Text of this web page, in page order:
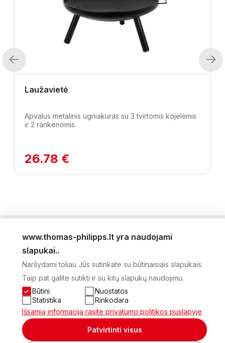
Previous
Laužavietė
Apvalus metalinis ugniakuras su 3 tvirtomis kojelėmis
ir 2 rankenomis.
26.78 €
Next
NAUJIENLAIŠKIS
APIE MUS
KONTAKTAI
PRIVATUMO POLITIKA
SĄSKAITA
2026 Visos teisės saugomos © UAB Thomas Philips Baltex
www.thomas-philipps.lt yra naudojami
slapukai..
Naršydami toliau Jūs sutinkate su būtinaisiais slapukais.
Taip pat galite sutikti ir su kitų slapukų naudojimu.
Būtini
Nuostatos
Statistika
Rinkodara
Išsamią informaciją rasite privatumo politikos puslapyje
Patvirtinti visus